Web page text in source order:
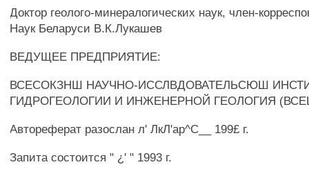
Доктор геолого-минералогических наук, член-
Наук Беларуси В.К.Лукашев
ВЕДУЩЕЕ ПРЕДПРИЯТИЕ:
ВСЕСОКЗНШ НАУЧНО-ИССЛВДОВАТЕЛЬСЮШ
ГИДРОГЕОЛОГИИ И ИНЖЕНЕРНОЙ ГЕОЛОГИЯ
Автореферат разослан л' ЛкЛ'ар^С__ 199£ г.
Запита состоится " ¿' " 1993 г.